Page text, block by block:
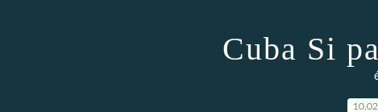
Cuba Si